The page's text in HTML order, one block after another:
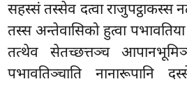
सहस्सं तस्सेव दत्वा राजुपट्ठाकस्स
तस्स अन्तेवासिको हुत्वा
तत्थेव सेतच्छत्तञ्च
पभावतिञ्चाति नानारूपानि